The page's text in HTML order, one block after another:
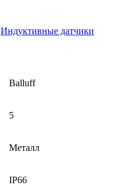
Индуктивные датчики
Balluff
5
Металл
IP66